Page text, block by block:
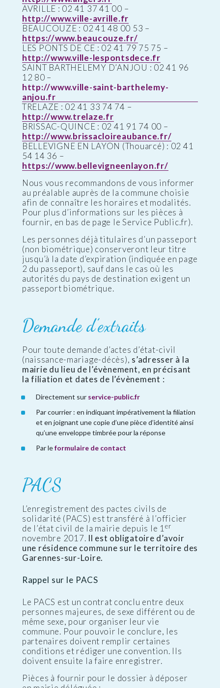
AVRILLE : 02 41 37 41 00 –
http://www.ville-avrille.fr
BEAUCOUZE : 02 41 48 00 53 –
https://www.beaucouze.fr/
LES PONTS DE CE : 02 41 79 75 75 –
http://www.ville-lespontsdece.fr
SAINT BARTHELEMY D’ANJOU : 02 41 96
12 80 –
http://www.ville-saint-barthelemy-
anjou.fr
TRELAZE : 02 41 33 74 74 –
http://www.trelaze.fr
BRISSAC-QUINCE : 02 41 91 74 00 –
http://www.brissacloireaubance.fr/
BELLEVIGNE EN LAYON (Thouarcé) : 02 41
54 14 36 –
https://www.bellevigneenlayon.fr/
Nous vous recommandons de vous informer
au préalable auprès de la commune choisie
afin de connaître les horaires et modalités.
Pour plus d’informations sur les pièces à
fournir, en bas de page le Service Public.fr).
Les personnes déjà titulaires d’un passeport
(non biométrique) conserveront leur titre
jusqu’à la date d’expiration (indiquée en page
2 du passeport), sauf dans le cas où les
autorités du pays de destination exigent un
passeport biométrique.
Demande d’extraits
Pour toute demande d’actes d’état-civil
(naissance-mariage-décès), s’adresser à la
mairie du lieu de l’évènement, en précisant
la filiation et dates de l’évènement :
Directement sur service-public.fr
Par courrier : en indiquant impérativement la filiation
et en joignant une copie d’une pièce d’identité ainsi
qu’une enveloppe timbrée pour la réponse
Par leformulaire de contact
PACS
L’enregistrement des pactes civils de
solidarité (PACS) est transféré à l’officier
de l’état civil de la mairie depuis le 1er
novembre 2017. Il est obligatoire d’avoir
une résidence commune sur le territoire des
Garennes-sur-Loire.
Rappel sur le PACS
Le PACS est un contrat conclu entre deux
personnes majeures, de sexe différent ou de
même sexe, pour organiser leur vie
commune. Pour pouvoir le conclure, les
partenaires doivent remplir certaines
conditions et rédiger une convention. Ils
doivent ensuite la faire enregistrer.
Pièces à fournir pour le dossier à déposer